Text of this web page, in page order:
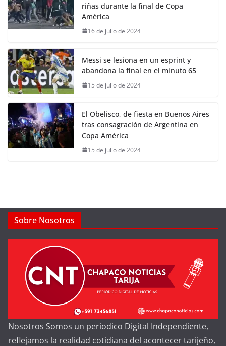
riñas durante la final de Copa
América
16 de julio de 2024
Messi se lesiona en un esprint y
abandona la final en el minuto 65
15 de julio de 2024
El Obelisco, de fiesta en Buenos Aires
tras consagración de Argentina en
Copa América
15 de julio de 2024
Sobre Nosotros
Nosotros Somos un periodico Digital Independiente,
reflejamos la realidad cotidiana del acontecer tarijeño,